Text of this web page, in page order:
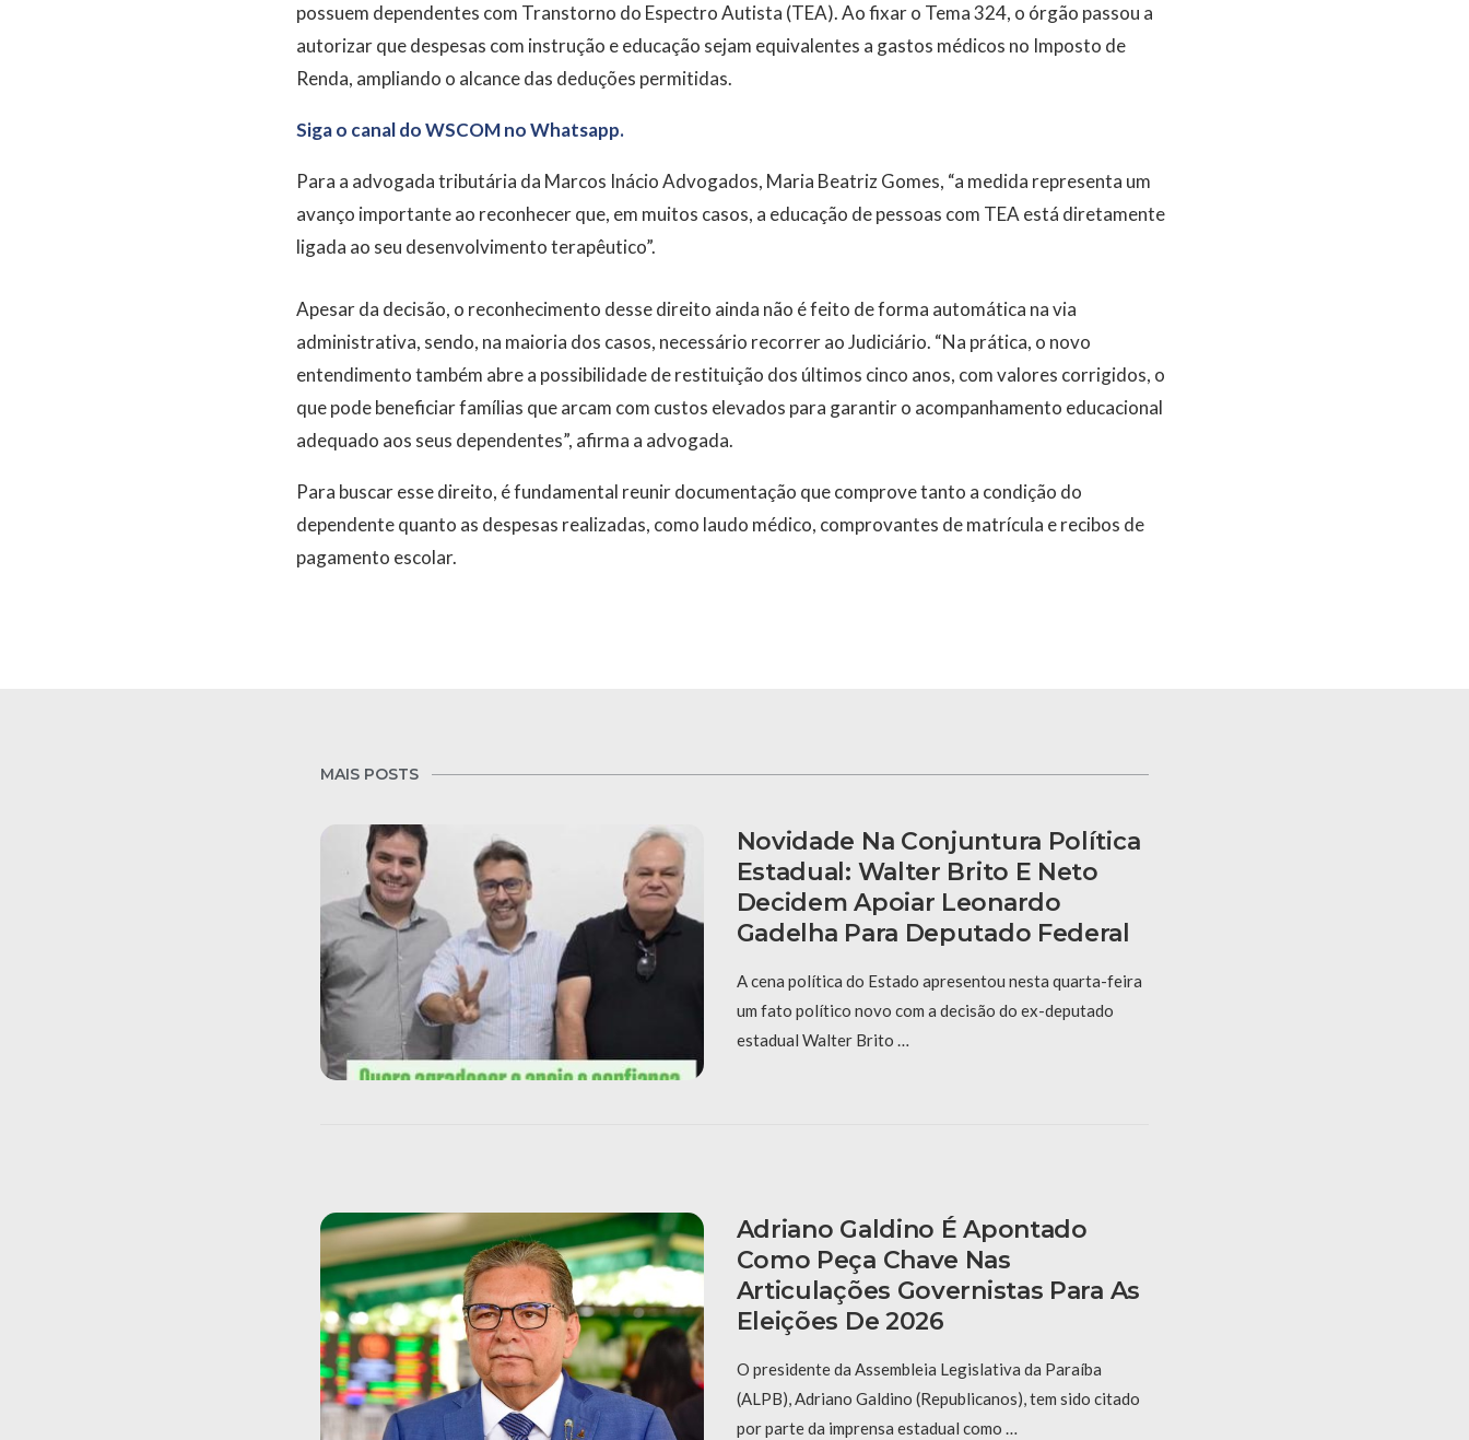
possuem dependentes com Transtorno do Espectro Autista (TEA). Ao fixar o Tema 324, o órgão passou a
autorizar que despesas com instrução e educação sejam equivalentes a gastos médicos no Imposto de
Renda, ampliando o alcance das deduções permitidas.
Siga o canal do WSCOM no Whatsapp.
Para a advogada tributária da Marcos Inácio Advogados, Maria Beatriz Gomes, “a medida representa um
avanço importante ao reconhecer que, em muitos casos, a educação de pessoas com TEA está diretamente
ligada ao seu desenvolvimento terapêutico”.
Apesar da decisão, o reconhecimento desse direito ainda não é feito de forma automática na via
administrativa, sendo, na maioria dos casos, necessário recorrer ao Judiciário. “Na prática, o novo
entendimento também abre a possibilidade de restituição dos últimos cinco anos, com valores corrigidos, o
que pode beneficiar famílias que arcam com custos elevados para garantir o acompanhamento educacional
adequado aos seus dependentes”, afirma a advogada.
Para buscar esse direito, é fundamental reunir documentação que comprove tanto a condição do
dependente quanto as despesas realizadas, como laudo médico, comprovantes de matrícula e recibos de
pagamento escolar.
MAIS POSTS
Novidade Na Conjuntura Política
Estadual: Walter Brito E Neto
Decidem Apoiar Leonardo
Gadelha Para Deputado Federal
A cena política do Estado apresentou nesta quarta-feira
um fato político novo com a decisão do ex-deputado
estadual Walter Brito …
Adriano Galdino É Apontado
Como Peça Chave Nas
Articulações Governistas Para As
Eleições De 2026
O presidente da Assembleia Legislativa da Paraíba
(ALPB), Adriano Galdino (Republicanos), tem sido citado
por parte da imprensa estadual como …